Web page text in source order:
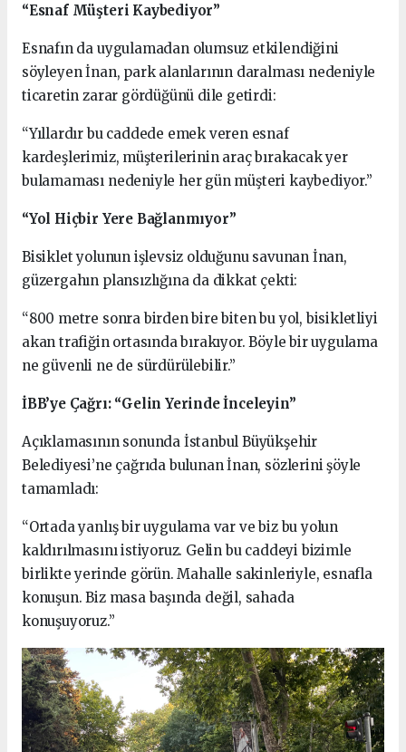
“Esnaf Müşteri Kaybediyor”
Esnafın da uygulamadan olumsuz etkilendiğini
söyleyen İnan, park alanlarının daralması nedeniyle
ticaretin zarar gördüğünü dile getirdi:
“Yıllardır bu caddede emek veren esnaf
kardeşlerimiz, müşterilerinin araç bırakacak yer
bulamaması nedeniyle her gün müşteri kaybediyor.”
“Yol Hiçbir Yere Bağlanmıyor”
Bisiklet yolunun işlevsiz olduğunu savunan İnan,
güzergahın plansızlığına da dikkat çekti:
“800 metre sonra birden bire biten bu yol, bisikletliyi
akan trafiğin ortasında bırakıyor. Böyle bir uygulama
ne güvenli ne de sürdürülebilir.”
İBB’ye Çağrı: “Gelin Yerinde İnceleyin”
Açıklamasının sonunda İstanbul Büyükşehir
Belediyesi’ne çağrıda bulunan İnan, sözlerini şöyle
tamamladı:
“Ortada yanlış bir uygulama var ve biz bu yolun
kaldırılmasını istiyoruz. Gelin bu caddeyi bizimle
birlikte yerinde görün. Mahalle sakinleriyle, esnafla
konuşun. Biz masa başında değil, sahada
konuşuyoruz.”